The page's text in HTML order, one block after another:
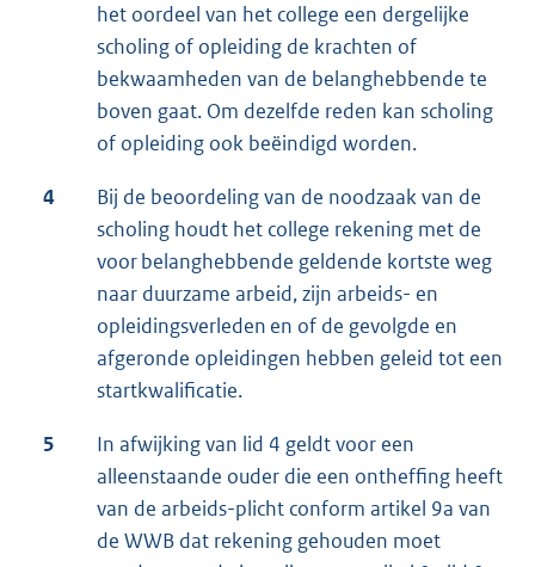
het oordeel van het college een dergelijke
scholing of opleiding de krachten of
bekwaamheden van de belanghebbende te
boven gaat. Om dezelfde reden kan scholing
of opleiding ook beëindigd worden.
4
Bij de beoordeling van de noodzaak van de
scholing houdt het college rekening met de
voor belanghebbende geldende kortste weg
naar duurzame arbeid, zijn arbeids- en
opleidingsverleden en of de gevolgde en
afgeronde opleidingen hebben geleid tot een
startkwalificatie.
5
In afwijking van lid 4 geldt voor een
alleenstaande ouder die een ontheffing heeft
van de arbeids-plicht conform artikel 9a van
de WWB dat rekening gehouden moet